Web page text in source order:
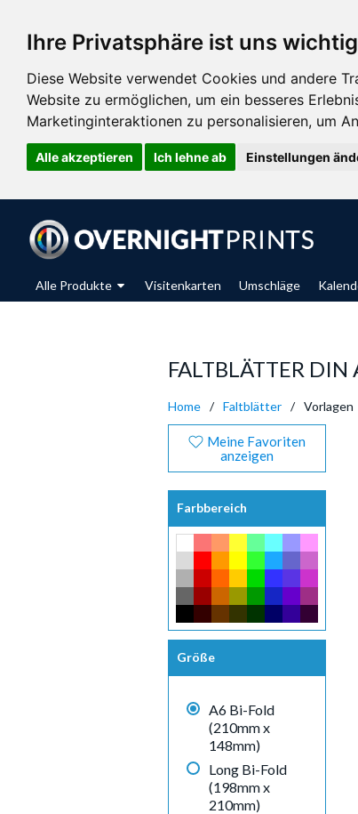
Ihre Privatsphäre ist uns wichtig
Diese Website verwendet Cookies und andere
Website zu ermöglichen, um ein besseres
Marketinginteraktionen zu personalisieren, um
Alle akzeptieren Ich lehne ab Einstellungen
Alle Produkte Visitenkarten Umschläge
FALTBLÄTTER DIN
Home Faltblätter Vorlagen
Meine Favoriten
anzeigen
Farbbereich
Größe
A6 Bi-Fold
(210mm x
148mm)
Long Bi-Fold
(198mm x
210mm)